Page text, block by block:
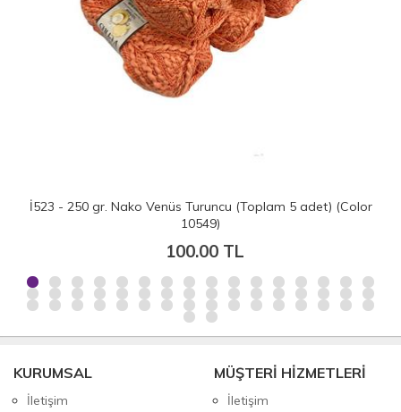
İ523 - 250 gr. Nako Venüs Turuncu (Toplam 5 adet) (Color
10549)
100.00 TL
KURUMSAL
İletişim
MÜŞTERİ HİZMETLERİ
İletişim